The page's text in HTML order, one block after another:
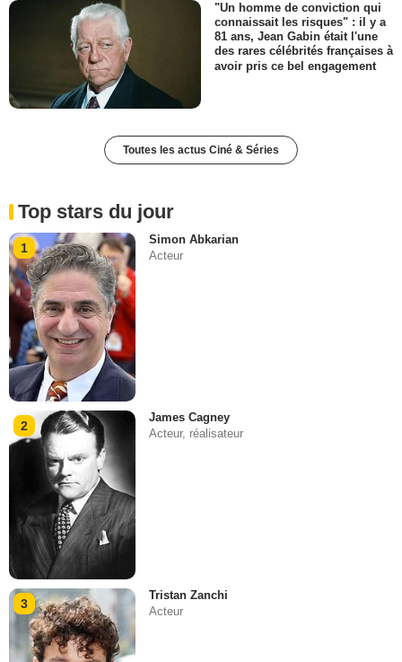
"Un homme de conviction qui
connaissait les risques" : il y a
81 ans, Jean Gabin était l'une
des rares célébrités françaises à
avoir pris ce bel engagement
Toutes les actus Ciné & Séries
Top stars du jour
1
Simon Abkarian
Acteur
2
James Cagney
Acteur, réalisateur
3
Tristan Zanchi
Acteur